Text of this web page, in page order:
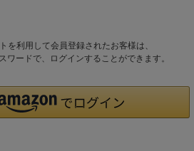
を利用して会員登録されたお客様は、
ワードで、ログインすることができます。